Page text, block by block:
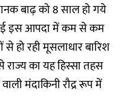
बाढ़ को 8 साल हो गये
इस आपदा में कम से कम
हो रही मूसलाधार बारिश
का यह हिस्सा तहस
मंदाकिनी रौद्र रूप में